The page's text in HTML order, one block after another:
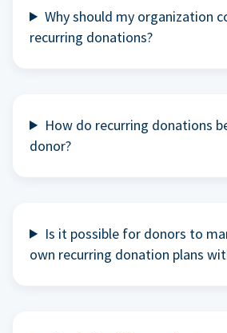
Why should my organization
recurring donations?
How do recurring donations
donor?
Is it possible for donors to
own recurring donation plans